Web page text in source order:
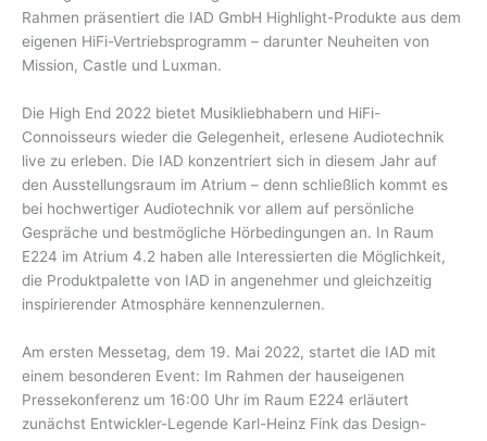
Rahmen präsentiert die IAD GmbH Highlight-Produkte aus dem
eigenen HiFi-Vertriebsprogramm – darunter Neuheiten von
Mission, Castle und Luxman.
Die High End 2022 bietet Musikliebhabern und HiFi-
Connoisseurs wieder die Gelegenheit, erlesene Audiotechnik
live zu erleben. Die IAD konzentriert sich in diesem Jahr auf
den Ausstellungsraum im Atrium – denn schließlich kommt es
bei hochwertiger Audiotechnik vor allem auf persönliche
Gespräche und bestmögliche Hörbedingungen an. In Raum
E224 im Atrium 4.2 haben alle Interessierten die Möglichkeit,
die Produktpalette von IAD in angenehmer und gleichzeitig
inspirierender Atmosphäre kennenzulernen.
Am ersten Messetag, dem 19. Mai 2022, startet die IAD mit
einem besonderen Event: Im Rahmen der hauseigenen
Pressekonferenz um 16:00 Uhr im Raum E224 erläutert
zunächst Entwickler-Legende Karl-Heinz Fink das Design-